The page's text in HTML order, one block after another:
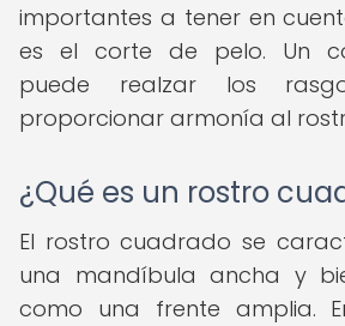
importantes a tener en
es el corte de pelo. Un
puede realzar los
proporcionar armonía al
¿Qué es un rostro
El rostro cuadrado se
una mandíbula ancha y
como una frente amplia.